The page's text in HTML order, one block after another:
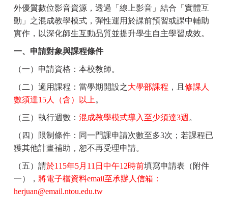
外優質數位影音資源，透過「線上影音」結合「實體互
動」之混成教學模式，彈性運用於課前預習或課中輔助
實作，以深化師生互動品質並提升學生自主學習成效。
一、申請對象與課程條件
（一）申請資格：本校教師。
（二）適用課程：當學期開設之大學部課程 ，且 修課人
數須達15人（含）以上 。
（三）執行週數： 混成教學模式導入至少須達3週 。
（四）限制條件：同一門課申請次數至多3次；若課程已
獲其他計畫補助，恕不再受理申請。
（五）請於115年5月 11 日中午12時前填寫申請表（附件
一）， 將電子檔資料email至承辦人信箱：
herjuan@email.ntou.edu.tw